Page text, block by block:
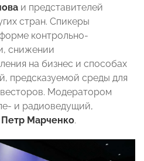
и представителей
стран. Спикеры
контрольно-
снижении
на бизнес и способах
предсказуемой среды для
Модератором
и радиоведущий,
Петр Марченко.